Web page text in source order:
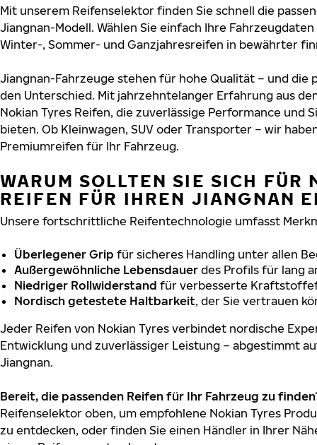
Mit unserem Reifenselektor finden Sie schnell die
Jiangnan-Modell. Wählen Sie einfach Ihre
Winter-, Sommer- und Ganzjahresreifen in bewährter
Jiangnan-Fahrzeuge stehen für hohe Qualität – und die
den Unterschied. Mit jahrzehntelanger Erfahrung aus
Nokian Tyres Reifen, die zuverlässige Performance und
bieten. Ob Kleinwagen, SUV oder Transporter – wir
Premiumreifen für Ihr Fahrzeug.
WARUM SOLLTEN SIE SICH FÜR
REIFEN FÜR IHREN JIANGNAN
Unsere fortschrittliche Reifentechnologie umfasst
Überlegener Grip für sicheres Handling unter allen
Außergewöhnliche Lebensdauer des Profils für lang
Niedriger Rollwiderstand für verbesserte
Nordisch getestete Haltbarkeit, der Sie vertrauen
Jeder Reifen von Nokian Tyres verbindet nordische
Entwicklung und zuverlässiger Leistung – abgestimmt
Jiangnan.
Bereit, die passenden Reifen für Ihr Fahrzeug zu
Reifenselektor oben, um empfohlene Nokian Tyres
zu entdecken, oder finden Sie einen Händler in Ihrer